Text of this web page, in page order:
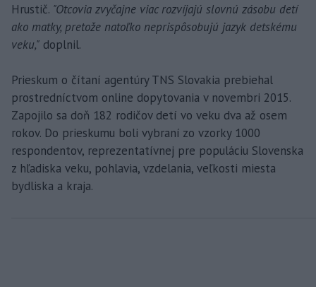
Hrustič. "Otcovia zvyčajne viac rozvíjajú slovnú zásobu detí
ako matky, pretože natoľko neprispôsobujú jazyk detskému
veku," doplnil.
Prieskum o čítaní agentúry TNS Slovakia prebiehal
prostredníctvom online dopytovania v novembri 2015.
Zapojilo sa doň 182 rodičov detí vo veku dva až osem
rokov. Do prieskumu boli vybraní zo vzorky 1000
respondentov, reprezentatívnej pre populáciu Slovenska
z hľadiska veku, pohlavia, vzdelania, veľkosti miesta
bydliska a kraja.